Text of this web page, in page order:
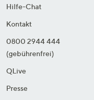
Hilfe-Chat
Kontakt
0800 2944 444
(gebührenfrei)
QLive
Presse